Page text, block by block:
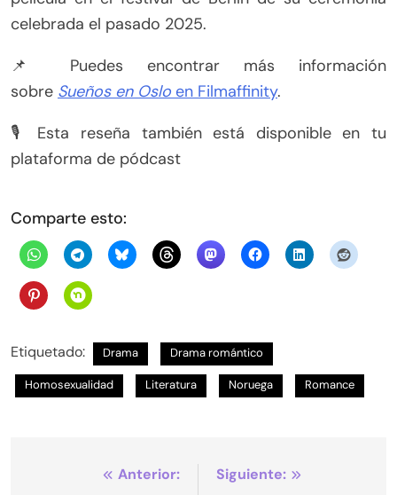
celebrada el pasado 2025.
📌 Puedes encontrar más información
sobre Sueños en Oslo en Filmaffinity.
🎙️ Esta reseña también está disponible en tu
plataforma de pódcast
Comparte esto:
Etiquetado: Drama Drama romántico
Homosexualidad Literatura Noruega Romance
NavegaciónAnterior:
Siguiente: